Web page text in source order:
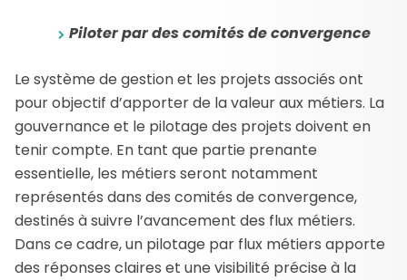
Piloter par des comités de convergence
Le système de gestion et les projets associés ont
pour objectif d’apporter de la valeur aux métiers. La
gouvernance et le pilotage des projets doivent en
tenir compte. En tant que partie prenante
essentielle, les métiers seront notamment
représentés dans des comités de convergence,
destinés à suivre l’avancement des flux métiers.
Dans ce cadre, un pilotage par flux métiers apporte
des réponses claires et une visibilité précise à la